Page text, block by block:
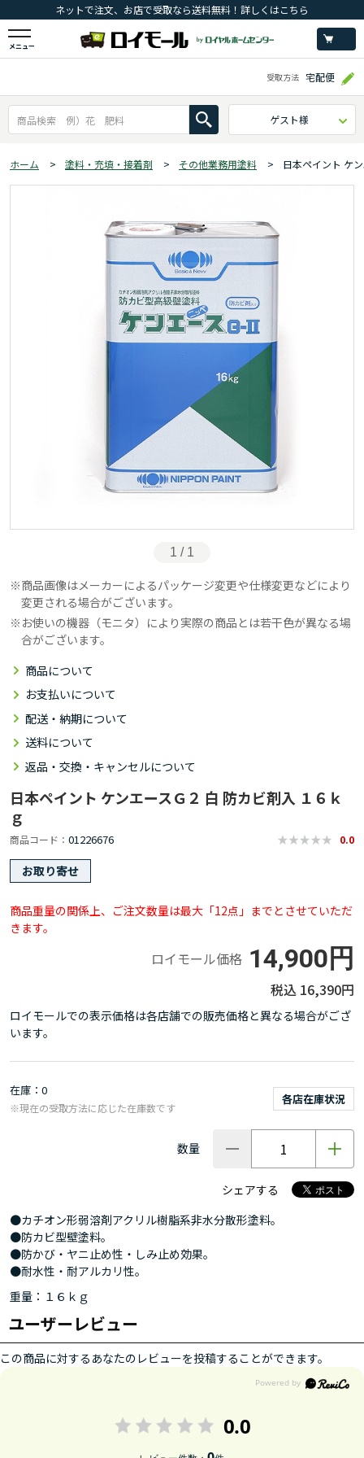
ネットで注文、お店で受取なら送料無料！詳しくはこちら
メニュー
受取方法 宅配便
ゲスト様
ホーム > 塗料・充填・接着剤 > その他業務用塗料 > 日本ペイント ケ
1 / 1
商品画像はメーカーによるパッケージ変更や仕様変更などにより
変更される場合がございます。
お使いの機器（モニタ）により実際の商品とは若干色が異なる場
合がございます。
商品について
お支払いについて
配送・納期について
送料について
返品・交換・キャンセルについて
日本ペイント ケンエースＧ２ 白 防カビ剤入 １６ｋ
ｇ
商品コード 01226676 0.0
お取り寄せ
商品重量の関係上、ご注文数量は最大「12点」までとさせていただ
きます。
ロイモール価格 14,900円
16,390円
ロイモールでの表示価格は各店舗での販売価格と異なる場合がござ
います。
在庫 0
各店在庫状況
※現在の受取方法に応じた在庫数です
数量
シェアする
●カチオン形弱溶剤アクリル樹脂系非水分散形塗料。
●防カビ型壁塗料。
●防かび・ヤニ止め性・しみ止め効果。
●耐水性・耐アルカリ性。
重量：１６ｋｇ
ユーザーレビュー
この商品に対するあなたのレビューを投稿することができます。
0.0